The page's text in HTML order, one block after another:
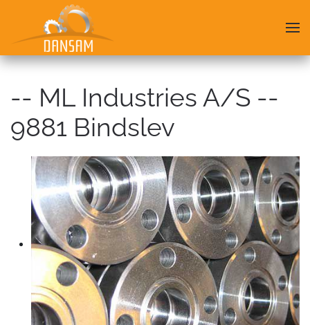
Skip
main
-- ML Industries A/S --
9881 Bindslev